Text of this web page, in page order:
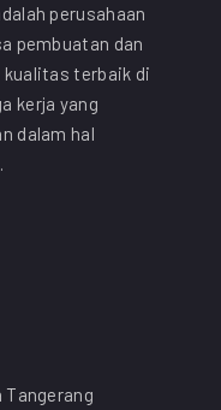
perusahaan
pembuatan dan
terbaik di
kerja yang
dalam hal
Tangerang